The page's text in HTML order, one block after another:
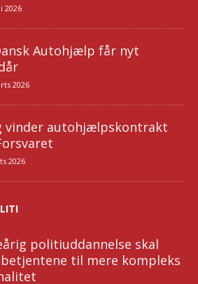
2026
Autohjælp får nyt
2026
vinder autohjælpskontrakt
2026
politiuddannelse skal
til mere kompleks